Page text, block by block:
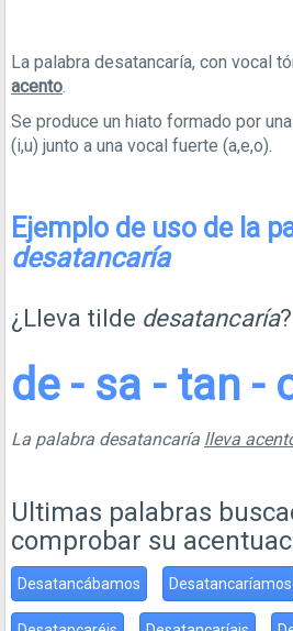
La palabra desatancaría, con vocal
acento.
Se produce un hiato formado por
(i,u) junto a una vocal fuerte (a,e,o).
Ejemplo de uso de la
desatancaría
¿Lleva tilde desatancaría?
de - sa - tan -
La palabra desatancaría lleva
Ultimas palabras
comprobar su
Desatancábamos Desatancaríamos